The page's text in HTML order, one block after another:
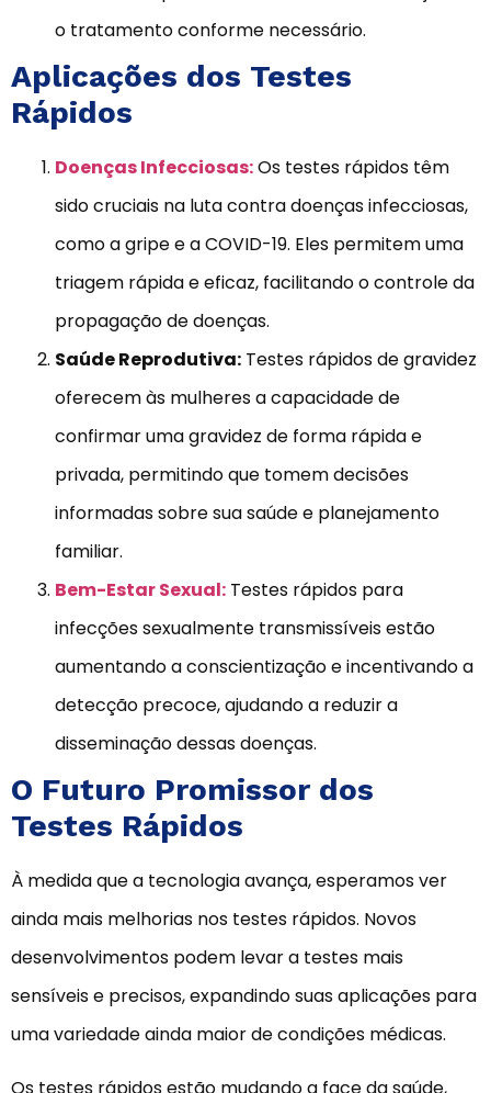
o tratamento conforme necessário.
Aplicações dos Testes
Rápidos
Doenças Infecciosas:Os testes rápidos têm
sido cruciais na luta contra doenças infecciosas,
como a gripe e a COVID-19. Eles permitem uma
triagem rápida e eficaz, facilitando o controle da
propagação de doenças.
Saúde Reprodutiva: Testes rápidos de gravidez
oferecem às mulheres a capacidade de
confirmar uma gravidez de forma rápida e
privada, permitindo que tomem decisões
informadas sobre sua saúde e planejamento
familiar.
Bem-Estar Sexual: Testes rápidos para
infecções sexualmente transmissíveis estão
aumentando a conscientização e incentivando a
detecção precoce, ajudando a reduzir a
disseminação dessas doenças.
O Futuro Promissor dos
Testes Rápidos
À medida que a tecnologia avança, esperamos ver
ainda mais melhorias nos testes rápidos. Novos
desenvolvimentos podem levar a testes mais
sensíveis e precisos, expandindo suas aplicações para
uma variedade ainda maior de condições médicas.